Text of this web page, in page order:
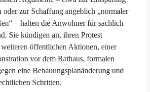
oder zur Schaffung angeblich „normaler
– halten die Anwohner für sachlich
Sie kündigen an, ihren Protest
öffentlichen Aktionen, einer
vor dem Rathaus, formalen
eine Bebauungsplanänderung und
Schritten.